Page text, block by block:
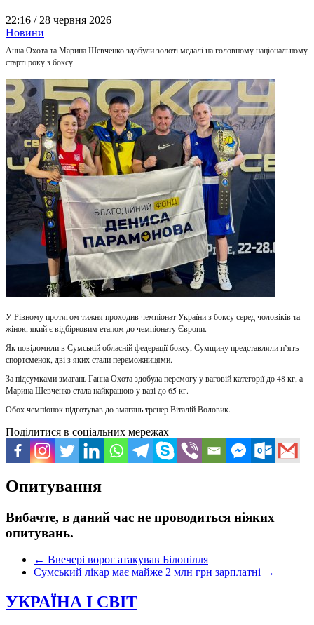
22:16 / 28 червня 2026
Новини
Анна Охота та Марина Шевченко здобули золоті медалі на головному національному
старті року з боксу.
У Рівному протягом тижня проходив чемпіонат України з боксу серед чоловіків та
жінок, який є відбірковим етапом до чемпіонату Європи.
Як повідомили в Сумській обласній федерації боксу, Сумщину представляли п’ять
спортсменок, дві з яких стали переможницями.
За підсумками змагань Ганна Охота здобула перемогу у ваговій категорії до 48 кг, а
Марина Шевченко стала найкращою у вазі до 65 кг.
Обох чемпіонок підготував до змагань тренер Віталій Воловик.
Поділитися в соціальних мережах
Опитування
Вибачте, в даний час не проводиться ніяких
опитувань.
← Ввечері ворог атакував Білопілля
Сумський лікар має майже 2 млн грн зарплатні →
УКРАЇНА І СВІТ